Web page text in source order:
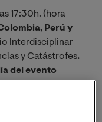
17:30h. (hora
Perú y
Interdisciplinar
y Catástrofes.
del evento
precisa de la